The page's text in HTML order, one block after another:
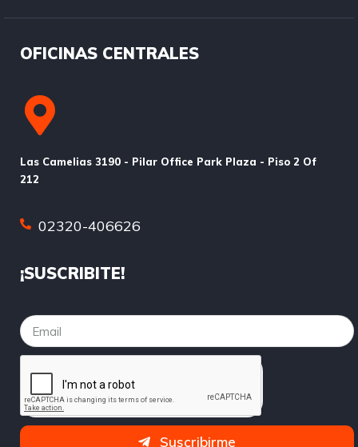
OFICINAS CENTRALES
Las Camelias 3190 - Pilar Office Park Plaza - Piso 2 Of
212
02320-406626
¡SUSCRIBITE!
Suscribirme